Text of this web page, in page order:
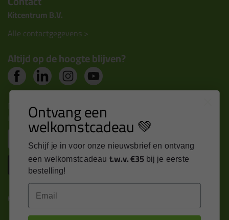
Kitcentrum B.V.
Alle contactgegevens >
Altijd op de hoogte blijven?
Nieuws, tips en exclusieve deals rechtstreeks in je
inbox
Inschrijven
Kitcentrum is trots op:
Ontvang een
welkomstcadeau 💚
Schijf je in voor onze nieuwsbrief en ontvang
een welkomstcadeau t.w.v. €35 bij je eerste
bestelling!
Email